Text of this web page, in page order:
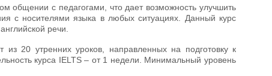
общении с педагогами, что дает возможность улучшить
с носителями языка в любых ситуациях. Данный курс
речи.
20 утренних уроков, направленных на подготовку к
курса IELTS – от 1 недели. Минимальный уровень